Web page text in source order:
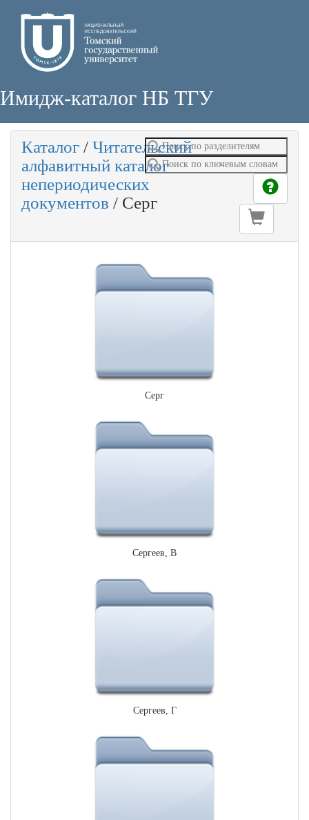
Имидж-каталог НБ ТГУ
Каталог / Читательский
алфавитный каталог
непериодических
документов / Серг
Серг
Сергеев, В
Сергеев, Г